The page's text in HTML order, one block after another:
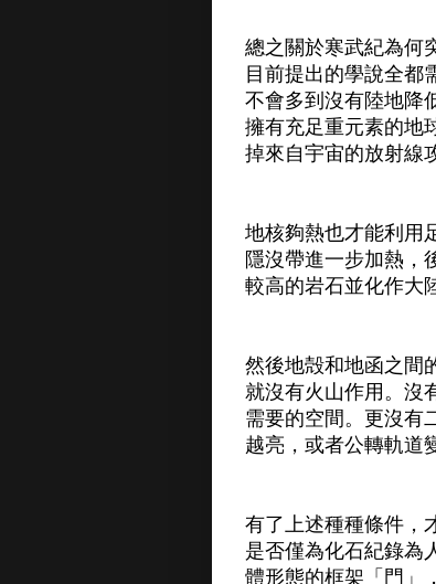
總之關於寒武紀為何
目前提出的學說全都
不會多到沒有陸地降
擁有充足重元素的地
掉來自宇宙的放射線
地核夠熱也才能利用
隱沒帶進一步加熱，
較高的岩石並化作大
然後地殻和地函之間
就沒有火山作用。沒
需要的空間。更沒有
越亮，或者公轉軌道
有了上述種種條件，
是否僅為化石紀錄為
體形態的框架「門」